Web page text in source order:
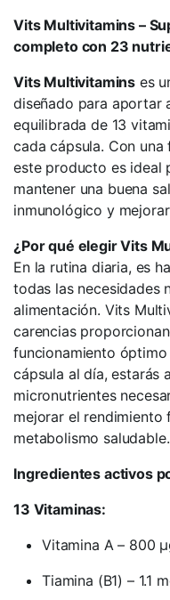
Vits Multivitamins –
completo con 23
Vits Multivitamins es
diseñado para aportar
equilibrada de 13
cada cápsula. Con
este producto es ideal
mantener una buena
inmunológico y
¿Por qué elegir Vits
En la rutina diaria, es
todas las necesidades
alimentación. Vits
carencias
funcionamiento
cápsula al día, estarás
micronutrientes
mejorar el rendimiento
metabolismo saludable.
Ingredientes activos
13 Vitaminas:
Vitamina A – 800
Tiamina (B1) – 1.1